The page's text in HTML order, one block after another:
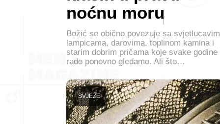
noćnu moru
Božić se obično povezuje sa svjetlucavim
lampicama, darovima, toplinom kamina i
starim dobrim pričama koje svake godine
rado ponovno gledamo. Ali što…
SVJEŽE!